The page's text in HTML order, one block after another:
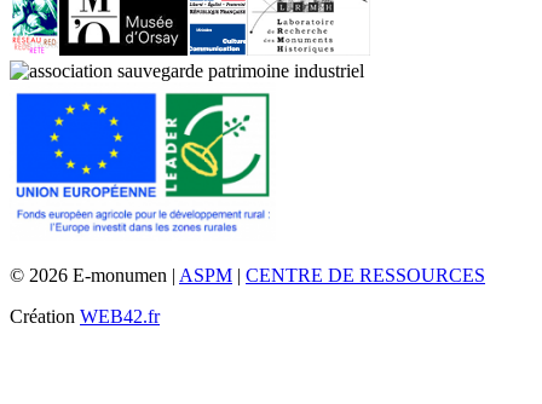
© 2026 E-monumen | ASPM | CENTRE DE RESSOURCES
Création WEB42.fr